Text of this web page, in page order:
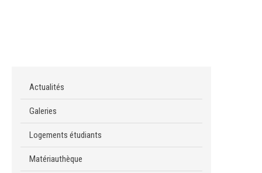
Actualités
Galeries
Logements étudiants
Matériauthèque